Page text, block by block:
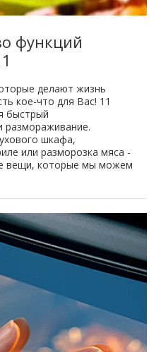
функций
делают жизнь
кое-что для Вас! 11
быстрый
размораживание.
шкафа,
или разморозка мяса -
вещи, которые мы можем